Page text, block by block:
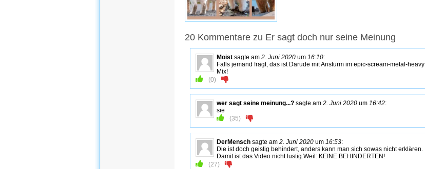
20 Kommentare zu Er sagt doch nur seine Meinung
Moist sagte am 2. Juni 2020 um 16:10:
Falls jemand fragt, das ist Darude mit Ansturm im epic-scream-metal-heavy
Mix!
(0)
wer sagt seine meinung...? sagte am 2. Juni 2020 um 16:42:
sie
(35)
DerMensch sagte am 2. Juni 2020 um 16:53:
Die ist doch geistig behindert, anders kann man sich sowas nicht erklären.
Damit ist das Video nicht lustig.Weil: KEINE BEHINDERTEN!
(27)